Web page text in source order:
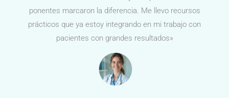
ponentes marcaron la diferencia. Me llevo recursos
prácticos que ya estoy integrando en mi trabajo con
pacientes con grandes resultados»